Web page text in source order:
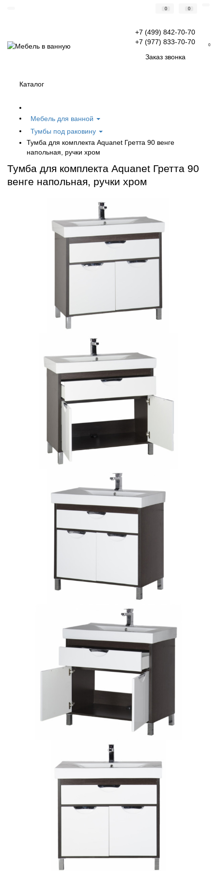
0 0
+7 (499) 842-70-70
+7 (977) 833-70-70
Заказ звонка
0
Каталог
Мебель для ванной
Тумбы под раковину
Тумба для комплекта Aquanet Гретта 90 венге
напольная, ручки хром
Тумба для комплекта Aquanet Гретта 90
венге напольная, ручки хром